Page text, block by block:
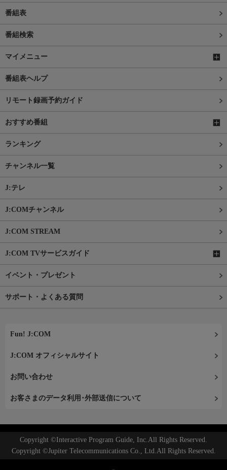
番組表
番組検索
マイメニュー
番組表ヘルプ
リモート録画予約ガイド
おすすめ番組
ランキング
チャンネル一覧
J:テレ
J:COMチャンネル
J:COM STREAM
J:COM TVサービスガイド
イベント・プレゼント
サポート・よくある質問
Fun! J:COM
J:COM オフィシャルサイト
お問い合わせ
お客さまのデータ利用･外部送信について
Copyright ©Interactive Program Guide, Inc.All Rights Reserved.
Copyright ©Jupiter Telecommunications Co., Ltd.All Rights Reserved.